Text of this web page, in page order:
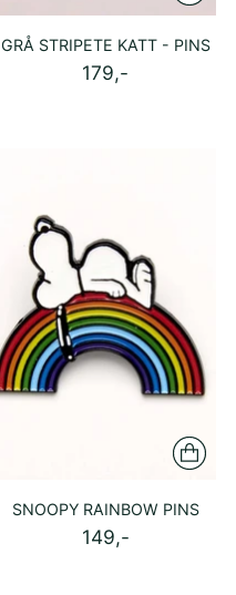
GRÅ STRIPETE KATT - PINS
179,-
SNOOPY RAINBOW PINS
149,-